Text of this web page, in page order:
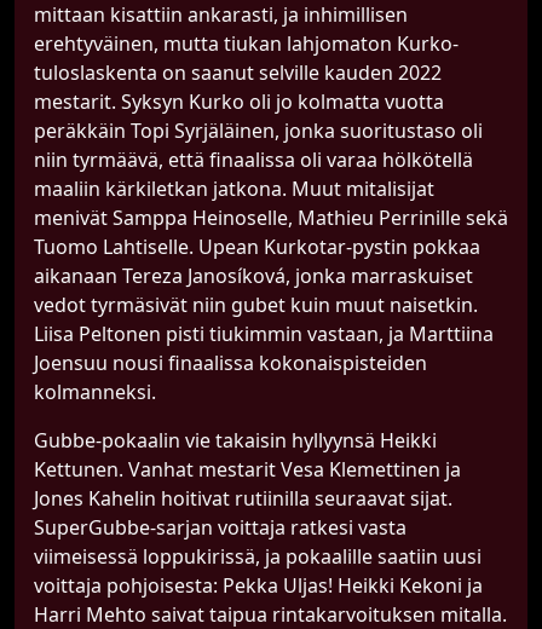
mittaan kisattiin ankarasti, ja inhimillisen
erehtyväinen, mutta tiukan lahjomaton Kurko-
tuloslaskenta on saanut selville kauden 2022
mestarit. Syksyn Kurko oli jo kolmatta vuotta
peräkkäin Topi Syrjäläinen, jonka suoritustaso oli
niin tyrmäävä, että finaalissa oli varaa hölkötellä
maaliin kärkiletkan jatkona. Muut mitalisijat
menivät Samppa Heinoselle, Mathieu Perrinille sekä
Tuomo Lahtiselle. Upean Kurkotar-pystin pokkaa
aikanaan Tereza Janosíková, jonka marraskuiset
vedot tyrmäsivät niin gubet kuin muut naisetkin.
Liisa Peltonen pisti tiukimmin vastaan, ja Marttiina
Joensuu nousi finaalissa kokonaispisteiden
kolmanneksi.
Gubbe-pokaalin vie takaisin hyllyynsä Heikki
Kettunen. Vanhat mestarit Vesa Klemettinen ja
Jones Kahelin hoitivat rutiinilla seuraavat sijat.
SuperGubbe-sarjan voittaja ratkesi vasta
viimeisessä loppukirissä, ja pokaalille saatiin uusi
voittaja pohjoisesta: Pekka Uljas! Heikki Kekoni ja
Harri Mehto saivat taipua rintakarvoituksen mitalla.